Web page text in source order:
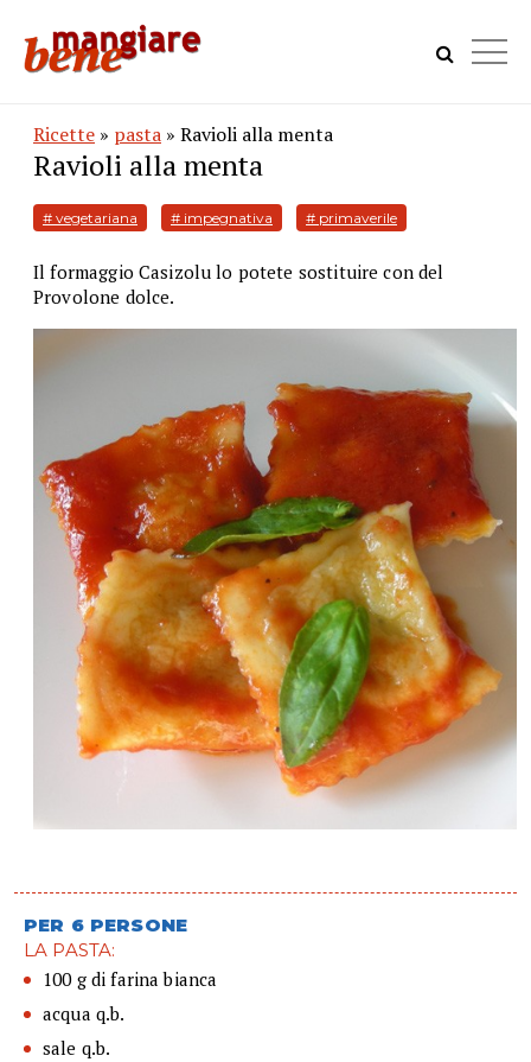
Ricette » pasta » Ravioli alla menta
Ravioli alla menta
# vegetariana # impegnativa # primaverile
Il formaggio Casizolu lo potete sostituire con del
Provolone dolce.
PER 6 PERSONE
LA PASTA:
100 g di farina bianca
acqua q.b.
sale q.b.